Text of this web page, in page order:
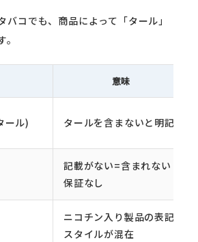
バコでも、商品によって「タール」
意味
ール) タールを含まないと明記
記載がない=含まれない
保証なし
ニコチン入り製品の表記
スタイルが混在